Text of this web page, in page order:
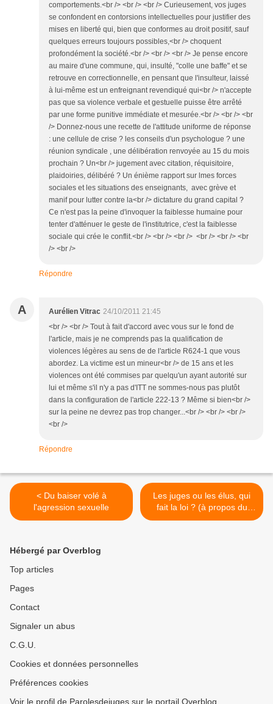
comportements.<br /> <br /> <br /> Curieusement, vos juges
se confondent en contorsions intellectuelles pour justifier des
mises en liberté qui, bien que conformes au droit positif, sauf
quelques erreurs toujours possibles,<br /> choquent
profondément la société.<br /> <br /> <br /> Je pense encore
au maire d'une commune, qui, insulté, "colle une baffe" et se
retrouve en correctionnelle, en pensant que l'insulteur, laissé
à lui-même est un enfreignant revendiqué qui<br /> n'accepte
pas que sa violence verbale et gestuelle puisse être arrêté
par une forme punitive immédiate et mesurée.<br /> <br /> <br
/> Donnez-nous une recette de l'attitude uniforme de réponse
: une cellule de crise ? les conseils d'un psychologue ? une
réunion syndicale , une délibération renvoyée au 15 du mois
prochain ? Un<br /> jugement avec citation, réquisitoire,
plaidoiries, délibéré ? Un énième rapport sur lmes forces
sociales et les situations des enseignants, avec grève et
manif pour lutter contre la<br /> dictature du grand capital ?
Ce n'est pas la peine d'invoquer la faiblesse humaine pour
tenter d'atténuer le geste de l'institutrice, c'est la faiblesse
sociale qui crée le conflit.<br /> <br /> <br /> <br /> <br /> <br
/> <br />
Répondre
A Aurélien Vitrac 24/10/2011 21:45
<br /> <br /> Tout à fait d'accord avec vous sur le fond de
l'article, mais je ne comprends pas la qualification de
violences légères au sens de de l'article R624-1 que vous
abordez. La victime est un mineur<br /> de 15 ans et les
violences ont été commises par quelqu'un ayant autorité sur
lui et même s'il n'y a pas d'ITT ne sommes-nous pas plutôt
dans la configuration de l'article 222-13 ? Même si bien<br />
sur la peine ne devrez pas trop changer...<br /> <br /> <br />
<br />
Répondre
< Du baiser volé à
l'agression sexuelle
Les juges ou les élus, qui
fait la loi ? (à propos du
droit de vote des détenus) >
Hébergé par Overblog
Top articles
Pages
Contact
Signaler un abus
C.G.U.
Cookies et données personnelles
Préférences cookies
Voir le profil de Parolesdejuges sur le portail Overblog